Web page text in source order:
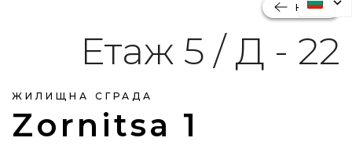
ЖИЛИЩНА СГРАДА
Zornitsa 1
НАЗАД
Етаж 5 / Д - 22